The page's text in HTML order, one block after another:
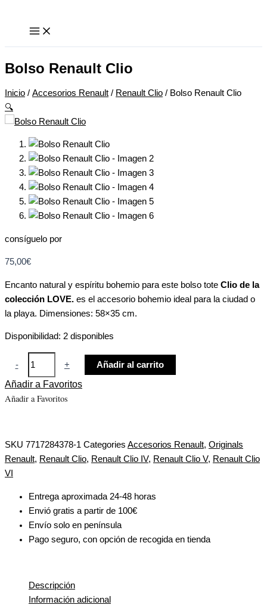
contenido
Bolso Renault Clio
Inicio / Accesorios Renault / Renault Clio / Bolso Renault Clio
🔍
consíguelo por
75,00€
Encanto natural y espíritu bohemio para este bolso tote Clio de la
colección LOVE. es el accesorio bohemio ideal para la ciudad o
la playa. Dimensiones: 58×35 cm.
Disponibilidad: 2 disponibles
-
cantidad
+ Añadir al carrito
Añadir a Favoritos
Añadir a Favoritos
SKU 7717284378-1 Categories Accesorios Renault, Originals
Renault, Renault Clio, Renault Clio IV, Renault Clio V, Renault Clio
VI
Entrega aproximada 24-48 horas
Envió gratis a partir de 100€
Envío solo en península
Pago seguro, con opción de recogida en tienda
Descripción
Información adicional
múltiples
opciones
múltiples
opciones